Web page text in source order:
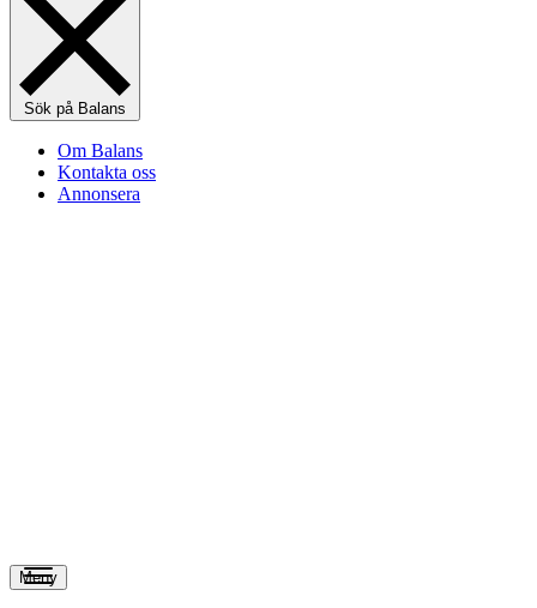
Sök på Balans
Om Balans
Kontakta oss
Annonsera
Meny